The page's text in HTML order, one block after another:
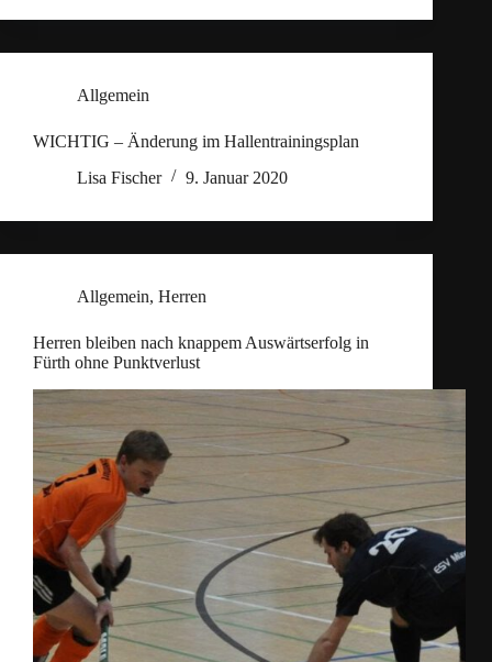
Allgemein
WICHTIG – Änderung im Hallentrainingsplan
Lisa Fischer
9. Januar 2020
Allgemein, Herren
Herren bleiben nach knappem Auswärtserfolg in
Fürth ohne Punktverlust